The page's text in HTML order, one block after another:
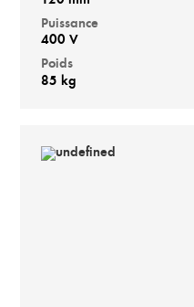
Puissance
400 V
Poids
85 kg